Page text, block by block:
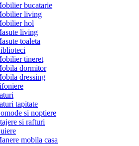
bucatarie
living
hol
living
toaleta
tineret
dormitor
dressing
tapitate
si noptiere
si rafturi
mobila casa